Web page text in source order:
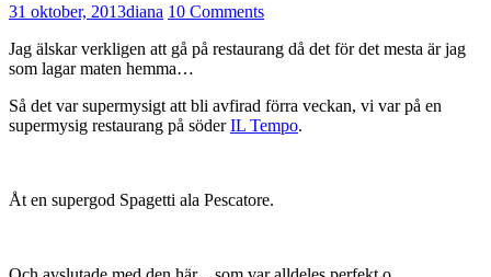
31 oktober, 2013diana 10 Comments
Jag älskar verkligen att gå på restaurang då det för det mesta är jag
som lagar maten hemma…
Så det var supermysigt att bli avfirad förra veckan, vi var på en
supermysig restaurang på söderIL Tempo.
Åt en supergod Spagetti ala Pescatore.